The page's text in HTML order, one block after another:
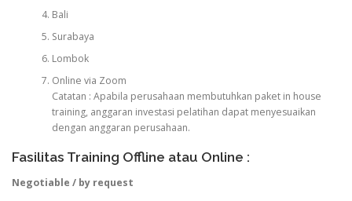
Bali
Surabaya
Lombok
Online via Zoom
Catatan : Apabila perusahaan membutuhkan paket in house
training, anggaran investasi pelatihan dapat menyesuaikan
dengan anggaran perusahaan.
Fasilitas Training Offline atau Online :
Negotiable / by request